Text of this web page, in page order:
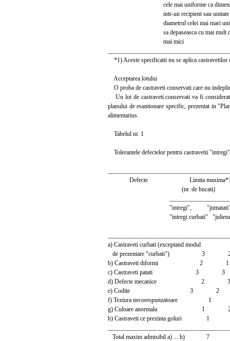
cele mai uniforme ca
intr-un recipient sau unitate
diametrul celei mai mari unitati
sa depaseasca cu mai mult de
mai mici
*1) Aceste specificatii nu se aplica castravetilor
Acceptarea lotului
O proba de castraveti conservati care nu
Un lot de castraveti conservati va fi considerat
planului de esantionare specific, prezentat in
alimentarius.
Tabelul nr. 1
Tolerantele defectelor pentru castravetii
Defecte Limita
(nr. de bucati)
"intregi",
"intregi curbati"
a) Castraveti curbati (exceptand modul
de prezentare "curbati") 3
b) Castraveti diformi 2 1
c) Castraveti patati 3 3
d) Defecte mecanice 2 3
e) Codite 3 2
f) Textura necorespunzatoare
g) Culoare anormala 1
h) Castraveti ce prezinta goluri
Total maxim admisibil a) ... h) 7